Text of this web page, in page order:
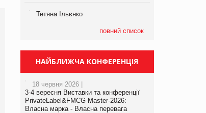
Брагина Людмила
Просування компанії на
www.trademaster.ua.
правила. Особливості.
Тетяна Ільєнко
повний список
НАЙБЛИЖЧА КОНФЕРЕНЦІЯ
18 червня 2026 |
3-4 вересня Виставки та конференції
PrivateLabel&FMCG Master-2026:
Власна марка - Власна перевага